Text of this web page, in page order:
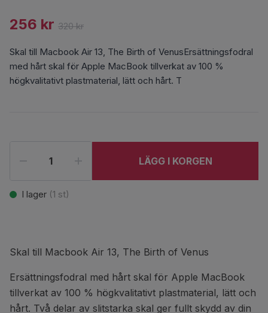
256 kr 320 kr
Skal till Macbook Air 13, The Birth of VenusErsättningsfodral
med hårt skal för Apple MacBook tillverkat av 100 %
högkvalitativt plastmaterial, lätt och hårt. T
LÄGG I KORGEN
I lager (1 st)
Skal till Macbook Air 13, The Birth of Venus
Ersättningsfodral med hårt skal för Apple MacBook
tillverkat av 100 % högkvalitativt plastmaterial, lätt och
hårt. Två delar av slitstarka skal ger fullt skydd av din